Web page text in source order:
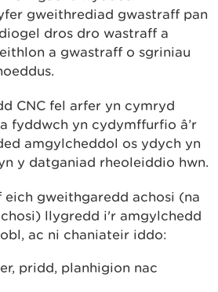
gweithrediad gwastraff pan
dros dro wastraff a
a gwastraff o sgriniau
CNC fel arfer yn cymryd
fyddwch yn cydymffurfio â’r
amgylcheddol os ydych yn
y datganiad rheoleiddio hwn.
eich gweithgaredd achosi (na
llygredd i'r amgylchedd
ac ni chaniateir iddo:
pridd, planhigion nac